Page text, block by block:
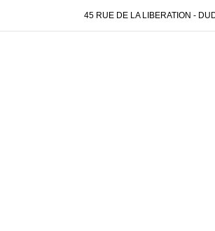
45 RUE DE LA LIBERATION -